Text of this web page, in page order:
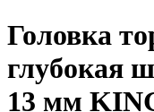
Головка
глубокая
13 мм